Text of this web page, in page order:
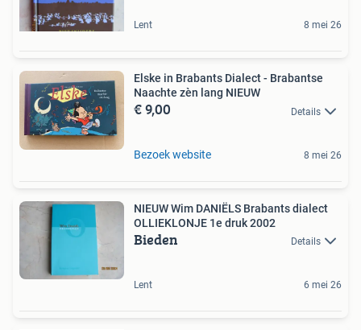
Lent 8 mei 26
Elske in Brabants Dialect - Brabantse
Naachte zèn lang NIEUW
€ 9,00 Details
Bezoek website 8 mei 26
NIEUW Wim DANIËLS Brabants dialect
OLLIEKLONJE 1e druk 2002
Bieden Details
Lent 6 mei 26